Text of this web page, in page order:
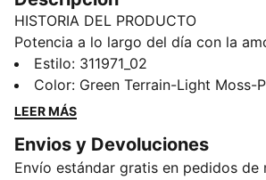
HISTORIA DEL PRODUCTO
Potencia a lo largo del día con la
SOFTRIDE y la plantilla SOFTFOAM+
confort. La goma zonificada
confiable, tanto si estás pisando el
cada momento.
CARACTERÍSTICAS Y VENTAJAS
Estilo: 311971_02
Color: Green Terrain-Light Moss-
LEER MÁS
Envios y Devoluciones
Envío estándar gratis en pedidos de